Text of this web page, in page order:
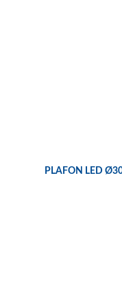
PLAFON LED